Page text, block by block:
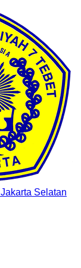
Jakarta Selatan